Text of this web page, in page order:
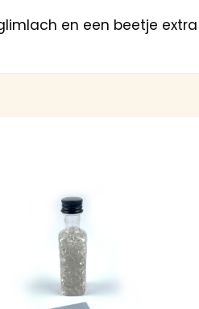
en een beetje